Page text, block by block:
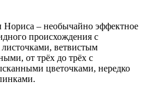
Нориса – необычайно эффектное
происхождения с
ветвистым
от трёх до трёх с
цветочками, нередко